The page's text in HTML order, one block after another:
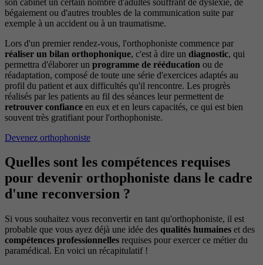
bégaiement ou d'autres troubles de la communication suite par
exemple à un accident ou à un traumatisme.
Lors d'un premier rendez-vous, l'orthophoniste commence par
réaliser un bilan orthophonique, c'est à dire un diagnostic, qui
permettra d'élaborer un programme de rééducation ou de
réadaptation, composé de toute une série d'exercices adaptés au
profil du patient et aux difficultés qu'il rencontre. Les progrès
réalisés par les patients au fil des séances leur permettent de
retrouver confiance en eux et en leurs capacités, ce qui est bien
souvent très gratifiant pour l'orthophoniste.
Devenez orthophoniste
Quelles sont les compétences requises
pour devenir orthophoniste dans le cadre
d'une reconversion ?
Si vous souhaitez vous reconvertir en tant qu'orthophoniste, il est
probable que vous ayez déjà une idée des qualités humaines et des
compétences professionnelles requises pour exercer ce métier du
paramédical. En voici un récapitulatif !